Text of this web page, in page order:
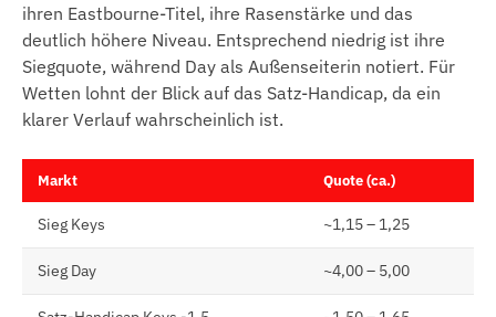
ihren Eastbourne-Titel, ihre Rasenstärke und das
deutlich höhere Niveau. Entsprechend niedrig ist ihre
Siegquote, während Day als Außenseiterin notiert. Für
Wetten lohnt der Blick auf das Satz-Handicap, da ein
klarer Verlauf wahrscheinlich ist.
Markt Quote (ca.)
Sieg Keys ~1,15 – 1,25
Sieg Day ~4,00 – 5,00